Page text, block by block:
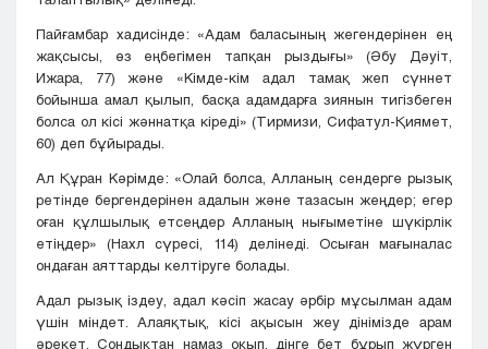
Пайғамбар хадисінде: «Адам баласының жегендерінен ең
жақсысы, өз еңбегімен тапқан рыздығы» (Әбу Дәуіт,
Ижара, 77) және «Кімде-кім адал тамақ жеп сүннет
бойынша амал қылып, басқа адамдарға зиянын тигізбеген
болса ол кісі жәннатқа кіреді» (Тирмизи, Сифатул-Қиямет,
60) деп бұйырады.
Ал Құран Кәрімде: «Олай болса, Алланың сендерге рызық
ретінде бергендерінен адалын және тазасын жеңдер; егер
оған құлшылық етсеңдер Алланың нығыметіне шүкірлік
етіңдер» (Нахл сүресі, 114) делінеді. Осыған мағыналас
ондаған аяттарды келтіруге болады.
Адал рызық іздеу, адал кәсіп жасау әрбір мұсылман адам
үшін міндет. Алаяқтық, кісі ақысын жеу дінімізде арам
әрекет. Сондықтан намаз оқып, дінге бет бұрып жүрген